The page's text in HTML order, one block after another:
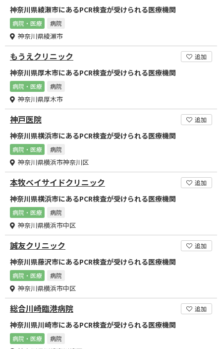
神奈川県綾瀬市にあるPCR検査が受けられる医療機関
病院・医療 病院
神奈川県綾瀬市
もうえクリニック 追加
神奈川県厚木市にあるPCR検査が受けられる医療機関
病院・医療 病院
神奈川県厚木市
神戸医院 追加
神奈川県横浜市にあるPCR検査が受けられる医療機関
病院・医療 病院
神奈川県横浜市神奈川区
本牧ベイサイドクリニック 追加
神奈川県横浜市にあるPCR検査が受けられる医療機関
病院・医療 病院
神奈川県横浜市中区
誠友クリニック 追加
神奈川県藤沢市にあるPCR検査が受けられる医療機関
病院・医療 病院
神奈川県横浜市中区
総合川崎臨港病院 追加
神奈川県川崎市にあるPCR検査が受けられる医療機関
病院・医療 病院